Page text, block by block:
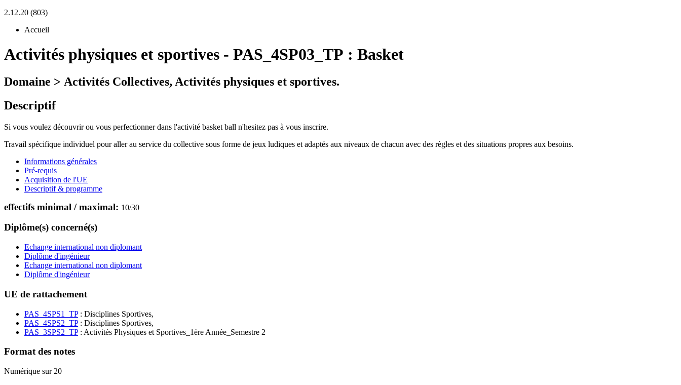
2.12.20 (803)
Accueil
Activités physiques et sportives - PAS_4SP03_TP : Basket
Domaine > Activités Collectives, Activités physiques et sportives.
Descriptif
Si vous voulez découvrir ou vous perfectionner dans l'activité basket ball n'hesitez pas à vous inscrire.
Travail spécifique individuel pour aller au service du collective sous forme de jeux ludiques et adaptés aux niveaux de chacun avec des règles et des situations propres aux besoins.
Informations générales
Pré-requis
Acquisition de l'UE
Descriptif & programme
effectifs minimal / maximal: 10/30
Diplôme(s) concerné(s)
Echange international non diplomant
Diplôme d'ingénieur
Echange international non diplomant
Diplôme d'ingénieur
UE de rattachement
PAS_4SPS1_TP: Disciplines Sportives,
PAS_4SPS2_TP: Disciplines Sportives,
PAS_3SPS2_TP: Activités Physiques et Sportives_1ère Année_Semestre 2
Format des notes
Numérique sur 20